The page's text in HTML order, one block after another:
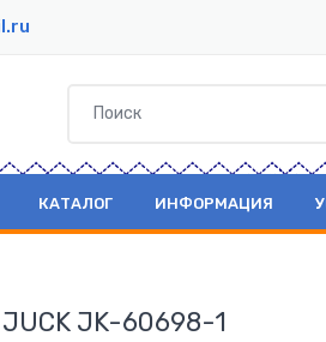
КАТАЛОГ ИНФОРМАЦИЯ
JUCK JK-60698-1